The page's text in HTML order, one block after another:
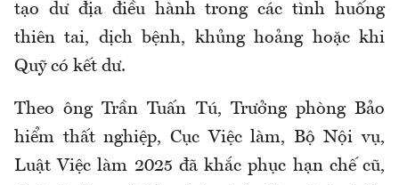
tạo dư địa điều hành trong các tình huống
thiên tai, dịch bệnh, khủng hoảng hoặc khi
Quỹ có kết dư.
Theo ông Trần Tuấn Tú, Trưởng phòng Bảo
hiểm thất nghiệp, Cục Việc làm, Bộ Nội vụ,
Luật Việc làm 2025 đã khắc phục hạn chế cũ,